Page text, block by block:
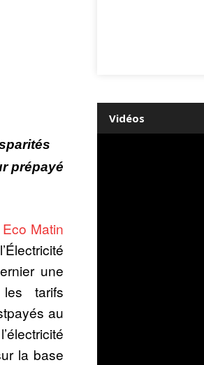
prépayé
Matin
une
tarifs
au
la base
Vidéos